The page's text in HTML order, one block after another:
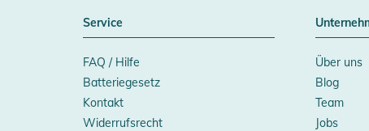
Service
FAQ / Hilfe
Batteriegesetz
Kontakt
Widerrufsrecht
Über uns
Blog
Team
Jobs